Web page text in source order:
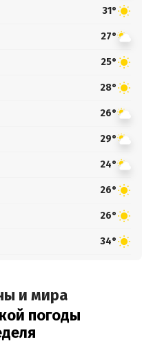
31°
27°
25°
28°
26°
29°
24°
26°
26°
34°
и мира
погоды